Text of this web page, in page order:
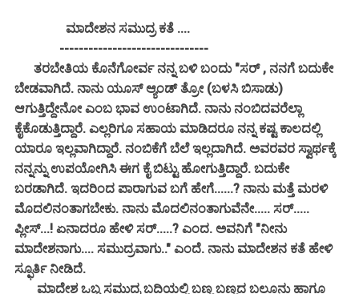
ಮಾದೇಶನ ಸಮುದ್ರ ಕತೆ ....
-------------------------------
ತರಬೇತಿಯ ಕೊನೆಗೋರ್ವ ನನ್ನ ಬಳಿ ಬಂದು "ಸರ್ , ನನಗೆ ಬದುಕೇ
ಬೇಡವಾಗಿದೆ. ನಾನು ಯೂಸ್ ಆ್ಯಂಡ್ ತ್ರೋ (ಬಳಸಿ ಬಿಸಾಡು)
ಆಗುತ್ತಿದ್ದೇನೋ ಎಂಬ ಭಾವ ಉಂಟಾಗಿದೆ. ನಾನು ನಂಬಿದವರೆಲ್ಲಾ
ಕೈಕೊಡುತ್ತಿದ್ದಾರೆ. ಎಲ್ಲರಿಗೂ ಸಹಾಯ ಮಾಡಿದರೂ ನನ್ನ ಕಷ್ಟ ಕಾಲದಲ್ಲಿ
ಯಾರೂ ಇಲ್ಲವಾಗಿದ್ದಾರೆ. ನಂಬಿಕೆಗೆ ಬೆಲೆ ಇಲ್ಲದಾಗಿದೆ. ಅವರವರ ಸ್ವಾರ್ಥಕ್ಕೆ
ನನ್ನನ್ನು ಉಪಯೋಗಿಸಿ ಈಗ ಕೈ ಬಿಟ್ಟು ಹೋಗುತ್ತಿದ್ದಾರೆ. ಬದುಕೇ
ಬರಡಾಗಿದೆ. ಇದರಿಂದ ಪಾರಾಗುವ ಬಗೆ ಹೇಗೆ......? ನಾನು ಮತ್ತೆ ಮರಳಿ
ಮೊದಲಿನಂತಾಗಬೇಕು. ನಾನು ಮೊದಲಿನಂತಾಗುವೆನೇ..... ಸರ್.....
ಪ್ಲೀಸ್...! ಏನಾದರೂ ಹೇಳಿ ಸರ್.....? ಎಂದ. ಅವನಿಗೆ "ನೀನು
ಮಾದೇಶನಾಗು.... ಸಮುದ್ರವಾಗು.." ಎಂದೆ. ನಾನು ಮಾದೇಶನ ಕತೆ ಹೇಳಿ
ಸ್ಫೂರ್ತಿ ನೀಡಿದೆ.
ಮಾದೇಶ ಒಬ್ಬ ಸಮುದ್ರ ಬದಿಯಲ್ಲಿ ಬಣ್ಣ ಬಣ್ಣದ ಬಲೂನು ಹಾಗೂ